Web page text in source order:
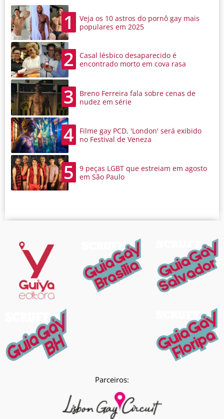
1
Veja os 10 astros do pornô gay mais
populares em 2025
2
Casal lésbico desaparecido é
encontrado morto em cova rasa
3
Breno Ferreira fala sobre cenas de
nudez em série
4
Filme gay PCD, 'London' será exibido
no Festival de Veneza
5
9 peças LGBT que estreiam em agosto
em São Paulo
Parceiros: